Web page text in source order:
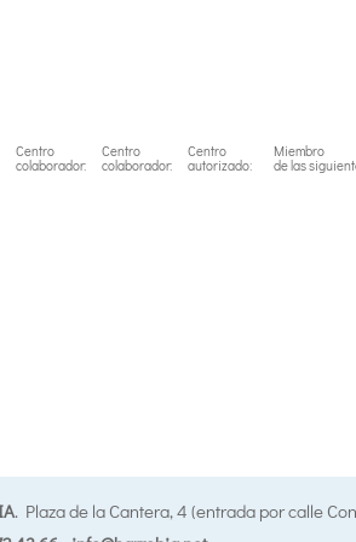
Centro
colaborador:
Centro
colaborador:
Centro
autorizado:
Miembro
de las
. Plaza de la Cantera, 4 (entrada por calle